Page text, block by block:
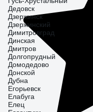
Дедовск
Дзержинск
Дзержинский
Димитровград
Динская
Дмитров
Долгопрудный
Домодедово
Донской
Дубна
Егорьевск
Елабуга
Елец